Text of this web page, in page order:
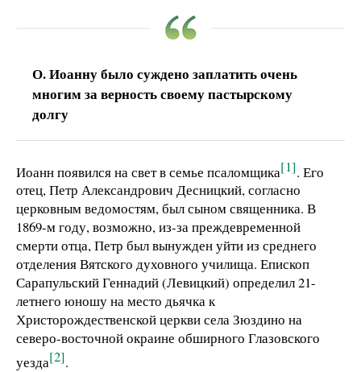
О. Иоанну было суждено заплатить очень
многим за верность своему пастырскому
долгу
Иоанн появился на свет в семье псаломщика[1]. Его
отец, Петр Александрович Десницкий, согласно
церковным ведомостям, был сыном священника. В
1869-м году, возможно, из-за преждевременной
смерти отца, Петр был вынужден уйти из среднего
отделения Вятского духовного училища. Епископ
Сарапульский Геннадий (Левицкий) определил 21-
летнего юношу на место дьячка к
Христорождественской церкви села Зюздино на
северо-восточной окраине обширного Глазовского
уезда[2].